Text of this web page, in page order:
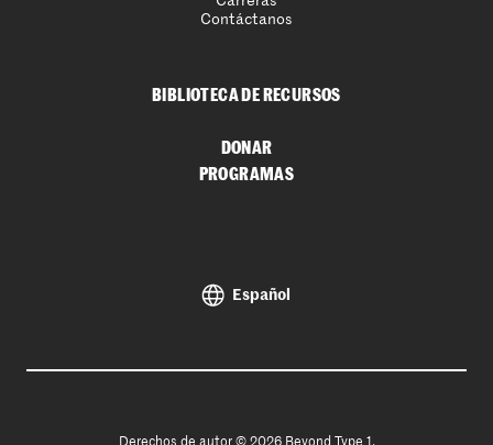
Contáctanos
BIBLIOTECA DE RECURSOS
DONAR
PROGRAMAS
Español